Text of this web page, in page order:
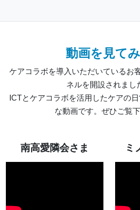
動画を見て
ケアコラボを導入いただいているお
ネルを開設されまし
ICTとケアコラボを活用したケアの
な動画です。ぜひご覧下
南高愛隣会さま ミ